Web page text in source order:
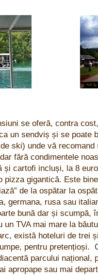
se oferă, contra
un sendviș și se poate
ski) unde vă
fără condimentele
și cartofi incluși, la 8
pizza gigantică. Este
de la ospătar la
germana, rusa sau
bună dar și scumpă,
un TVA mai mare la
există hoteluri de trei
pentru pretențioși.
parcului național,
apropape sau mai